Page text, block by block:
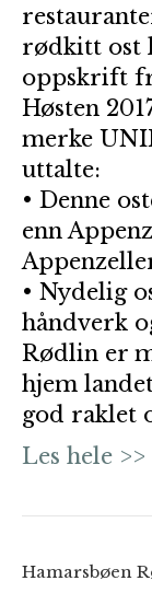
rødkitt ost
oppskrift
Høsten
merke
uttalte:
• Denne
enn
• Nydelig
håndverk
Rødlin er
hjem
god raklet
Les hele >>
Hamarsbøen